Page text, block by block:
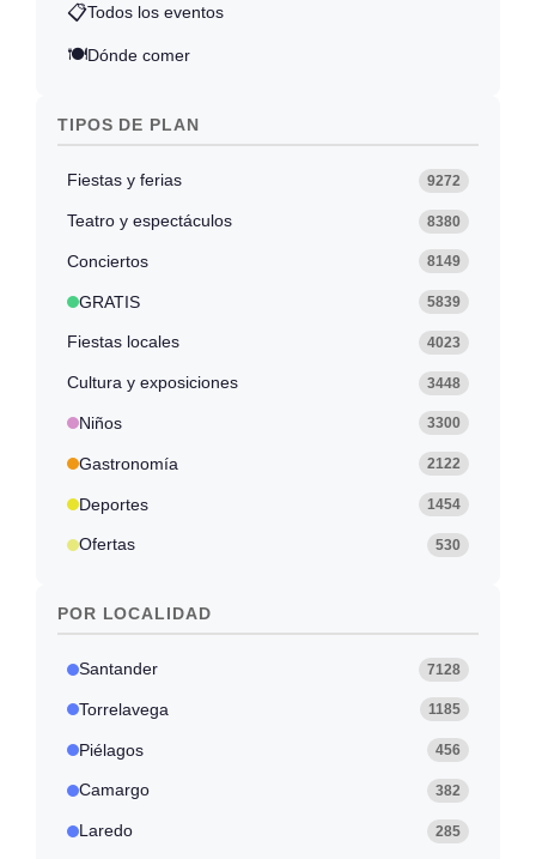
📋Todos los eventos
🍽️Dónde comer
TIPOS DE PLAN
Fiestas y ferias 9272
Teatro y espectáculos 8380
Conciertos 8149
GRATIS 5839
Fiestas locales 4023
Cultura y exposiciones 3448
Niños 3300
Gastronomía 2122
Deportes 1454
Ofertas 530
POR LOCALIDAD
Santander 7128
Torrelavega 1185
Piélagos 456
Camargo 382
Laredo 285